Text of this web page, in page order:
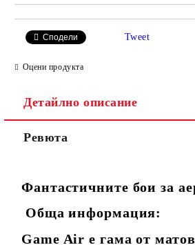
Сподели Tweet
Оцени продукта
Детайлно описание
Ревюта
Фантастичните бои за
Обща информация:
Game Air е гама от